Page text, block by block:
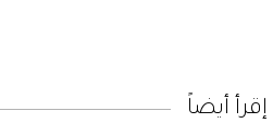
إقرأ أيضاً